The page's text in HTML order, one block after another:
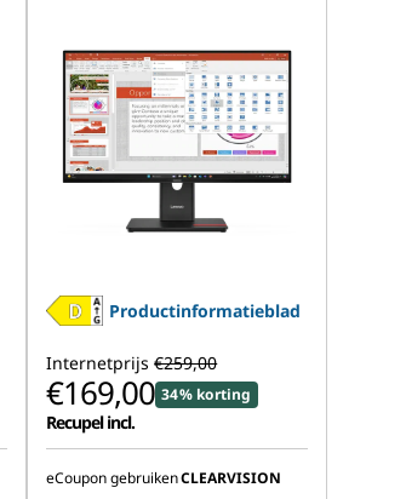
Productinformatieblad
Internetprijs €259,00
€169,00 34% korting
Recupel incl.
eCoupon gebruikenCLEARVISION